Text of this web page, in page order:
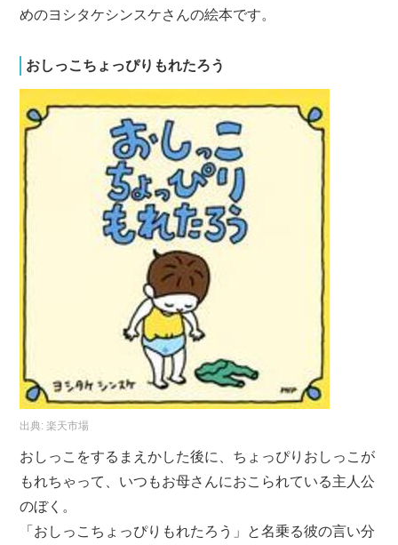
めのヨシタケシンスケさんの絵本です。
おしっこちょっぴりもれたろう
出典:楽天市場
おしっこをするまえかした後に、ちょっぴりおしっこが
もれちゃって、いつもお母さんにおこられている主人公
のぼく。
「おしっこちょっぴりもれたろう」と名乗る彼の言い分